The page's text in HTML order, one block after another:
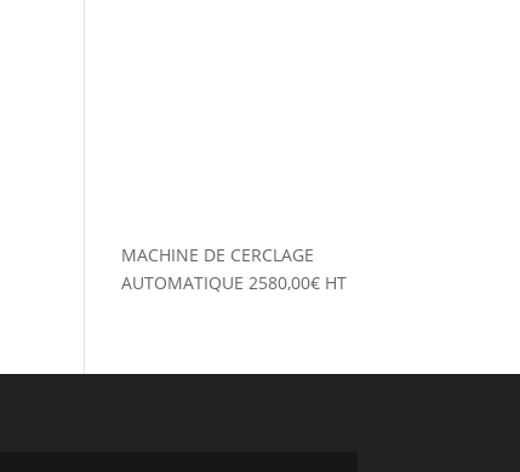
MACHINE DE CERCLAGE
AUTOMATIQUE 2580,00€ HT